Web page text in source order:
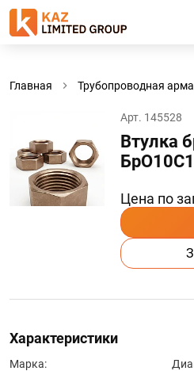
Главная Трубопроводная
Арт. 145528
Втулка
Цена по
Характеристики
Марка: